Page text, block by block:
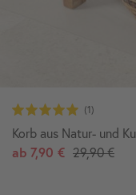
Korb aus Natur- und
ab 7,90 € 29,90 €